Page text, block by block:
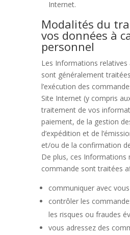
Internet.
Modalités du
vos données à
personnel
Les Informations relatives
sont généralement
l’exécution des
Site Internet (y compris
traitement de vos
paiement, de la gestion
d’expédition et de
et/ou de la confirmation
De plus, ces Informations
commande sont traitées
communiquer avec vous
contrôler les
les risques ou fraudes
vous adressez des